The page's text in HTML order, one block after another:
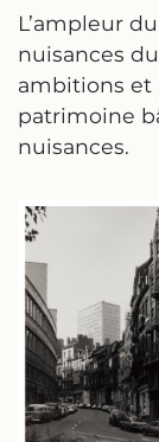
L’ampleur
nuisances
ambitions et
patrimoine
nuisances.